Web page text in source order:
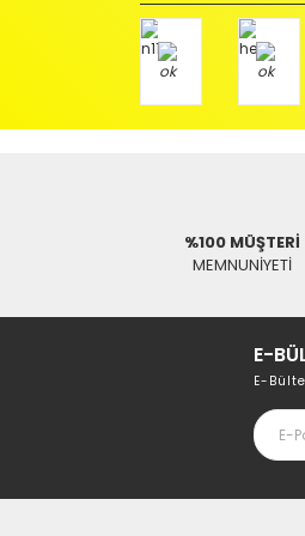
Aras Kargo Anlaşma
Aynı Gün Kargo
SWAT
Scart Kablo 1.2
%100 MÜŞTERİ
MEMNUNİYETİ
E-
E-